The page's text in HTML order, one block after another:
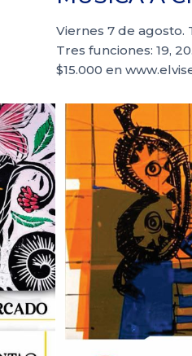
Viernes 7 de agosto.
Tres funciones: 19,
$15.000 en